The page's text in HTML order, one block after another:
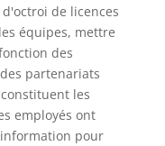
de licences
équipes, mettre
des
partenariats
les
employés ont
pour